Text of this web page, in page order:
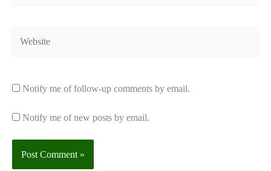
Notify me of follow-up comments by email.
Notify me of new posts by email.